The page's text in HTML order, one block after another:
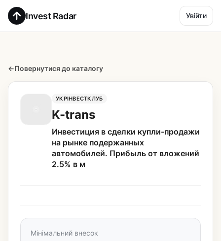
Invest Radar Увійти
←Повернутися до каталогу
УКРІНВЕСТКЛУБ
K-trans
Инвестиция в сделки купли-продажи
на рынке подержанных
автомобилей. Прибыль от вложений
2.5% в м
Мінімальний внесок